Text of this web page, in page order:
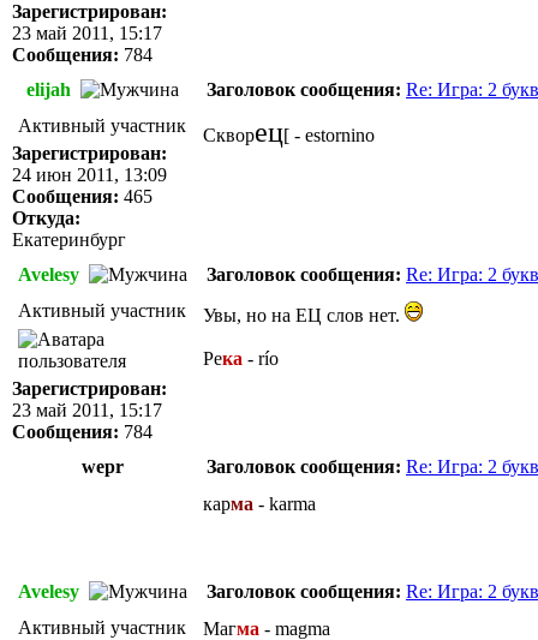
Зарегистрирован:
23 май 2011, 15:17
Сообщения: 784
elijah Заголовок сообщения: Re: Игра: 2
Активный участник
Зарегистрирован:
24 июн 2011, 13:09
Сообщения: 465
Откуда:
Екатеринбург
Скворец[ - estornino
Avelesy Заголовок сообщения: Re: Игра: 2
Активный участник
Зарегистрирован:
23 май 2011, 15:17
Сообщения: 784
Увы, но на ЕЦ слов нет.
Река - río
wepr Заголовок сообщения: Re: Игра: 2
карма - karma
Avelesy Заголовок сообщения: Re: Игра: 2
Активный участник
Магма - magma